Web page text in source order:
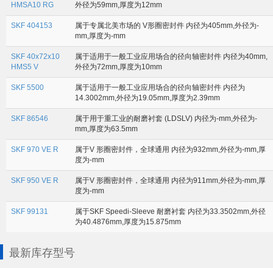
HMSA10 RG
外径为59mm,厚度为12mm
SKF 404153
属于专属北美市场的 V形圈密封件 内径为405mm,外径为-
mm,厚度为-mm
SKF 40x72x10
HMS5 V
属于适用于一般工业应用场合的径向轴密封件 内径为40mm,
外径为72mm,厚度为10mm
SKF 5500
属于适用于一般工业应用场合的径向轴密封件 内径为
14.3002mm,外径为19.05mm,厚度为2.39mm
SKF 86546
属于用于重工业的耐磨衬套 (LDSLV) 内径为-mm,外径为-
mm,厚度为63.5mm
SKF 970 VE R
属于V 形圈密封件，全球通用 内径为932mm,外径为-mm,厚
度为-mm
SKF 950 VE R
属于V 形圈密封件，全球通用 内径为911mm,外径为-mm,厚
度为-mm
SKF 99131
属于SKF Speedi-Sleeve 耐磨衬套 内径为33.3502mm,外径
为40.4876mm,厚度为15.875mm
最新库存型号